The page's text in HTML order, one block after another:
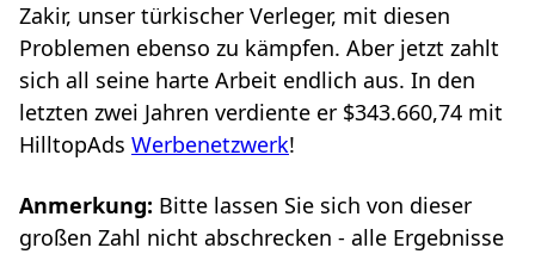
Zakir, unser türkischer Verleger, mit diesen
Problemen ebenso zu kämpfen. Aber jetzt zahlt
sich all seine harte Arbeit endlich aus. In den
letzten zwei Jahren verdiente er $343.660,74 mit
HilltopAds Werbenetzwerk!
Anmerkung: Bitte lassen Sie sich von dieser
großen Zahl nicht abschrecken - alle Ergebnisse